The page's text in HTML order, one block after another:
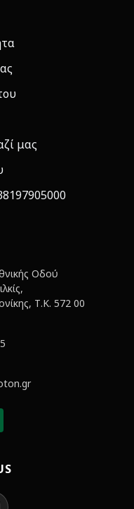
μας
Οδού
Τ.Κ. 572 00